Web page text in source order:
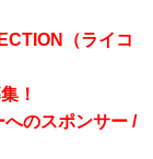
（ライコ
！
のスポンサー /